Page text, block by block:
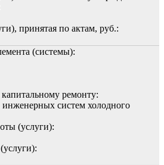
принятая по актам, руб.:
(системы):
ремонту:
систем холодного
(услуги):